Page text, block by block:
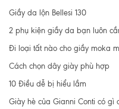
Giầy da lộn Bellesi 130
2 phụ kiện giầy da bạn luôn
Đi loại tất nào cho giầy moka
Cách chọn dây giày phù hợp
10 Điều dễ bị hiểu lầm
Giày hè của Gianni Conti có gì